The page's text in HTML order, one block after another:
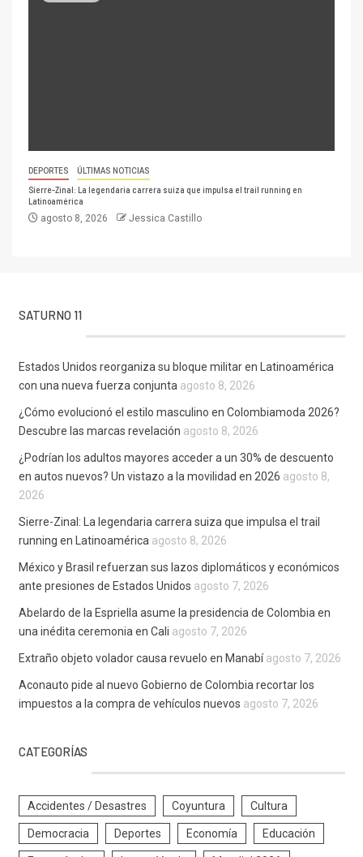
DEPORTES ÚLTIMAS NOTICIAS
Sierre-Zinal: La legendaria carrera suiza que impulsa el trail running en
Latinoamérica
agosto 8, 2026 Jessica Castillo
SATURNO 11
Estados Unidos reorganiza su bloque militar en Latinoamérica
con una nueva fuerza conjunta agosto 8, 2026
¿Cómo evolucionó el estilo masculino en Colombiamoda 2026?
Descubre las marcas revelación agosto 8, 2026
¿Podrían los adultos mayores acceder a un 30% de descuento
en autos nuevos? Un vistazo a la movilidad en 2026 agosto 8,
2026
Sierre-Zinal: La legendaria carrera suiza que impulsa el trail
running en Latinoamérica agosto 8, 2026
México y Brasil refuerzan sus lazos diplomáticos y económicos
ante presiones de Estados Unidos agosto 7, 2026
Abelardo de la Espriella asume la presidencia de Colombia en
una inédita ceremonia en Cali agosto 7, 2026
Extraño objeto volador causa revuelo en Manabí agosto 7, 2026
Aconauto pide al nuevo Gobierno de Colombia recortar los
impuestos a la compra de vehículos nuevos agosto 7, 2026
CATEGORÍAS
Accidentes / Desastres Coyuntura Cultura
Democracia Deportes Economía Educación